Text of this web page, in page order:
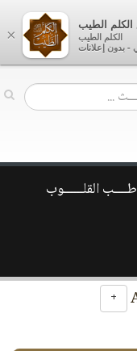
طــــب القلــــــوب
+
×
الطيب
الكلم الطيب
- بدون إعلانات